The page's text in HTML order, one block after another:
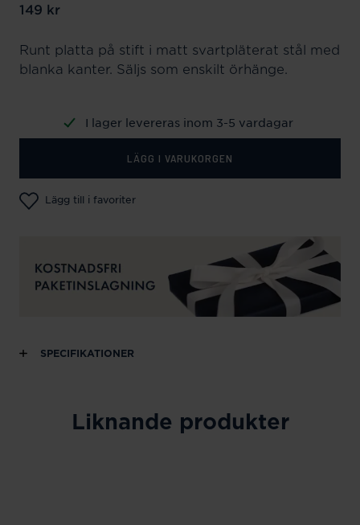
Pris :149 kr
149 kr
Runt platta på stift i matt svartpläterat stål med
blanka kanter. Säljs som enskilt örhänge.
I lager levereras inom 3-5 vardagar
LÄGG I VARUKORGEN
Lägg till i favoriter
SPECIFIKATIONER
Liknande produkter